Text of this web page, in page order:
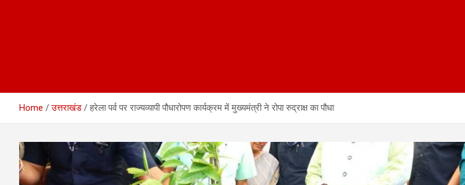
Home उत्तराखंड हरेला पर्व पर राज्यव्यापी पौधारोपण कार्यक्रम में मुख्यमंत्री ने रोपा रुद्राक्ष का पौधा